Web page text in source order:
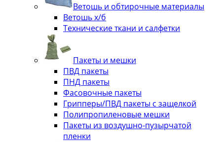
Ветошь и обтирочные материалы
Ветошь х/б
Технические ткани и салфетки
Пакеты и мешки
ПВД пакеты
ПНД пакеты
Фасовочные пакеты
Грипперы/ПВД пакеты с защелкой
Полипропиленовые мешки
Пакеты из воздушно-пузырчатой
пленки